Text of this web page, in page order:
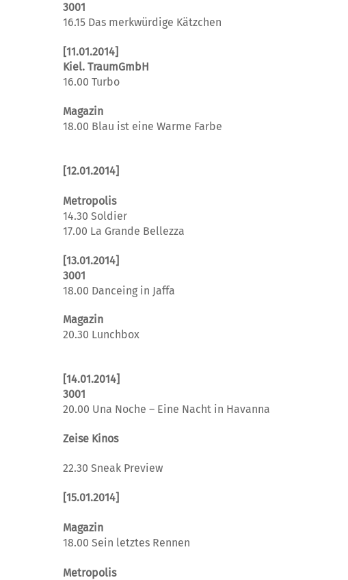
3001
16.15 Das merkwürdige Kätzchen
[11.01.2014]
Kiel. TraumGmbH
16.00 Turbo
Magazin
18.00 Blau ist eine Warme Farbe
[12.01.2014]
Metropolis
14.30 Soldier
17.00 La Grande Bellezza
[13.01.2014]
3001
18.00 Danceing in Jaffa
Magazin
20.30 Lunchbox
[14.01.2014]
3001
20.00 Una Noche – Eine Nacht in Havanna
Zeise Kinos
22.30 Sneak Preview
[15.01.2014]
Magazin
18.00 Sein letztes Rennen
Metropolis